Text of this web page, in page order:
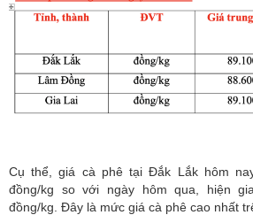
Cụ thể, giá cà phê tại Đắk Lắk hôm
đồng/kg so với ngày hôm qua, hiện
đồng/kg. Đây là mức giá cà phê cao nhất